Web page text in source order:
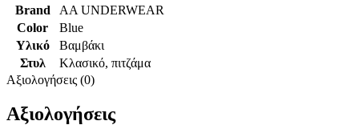
Brand
AA UNDERWEAR
Color
Blue
Υλικό
Βαμβάκι
Στυλ
Κλασικό, πιτζάμα
Αξιολογήσεις (0)
Αξιολογήσεις